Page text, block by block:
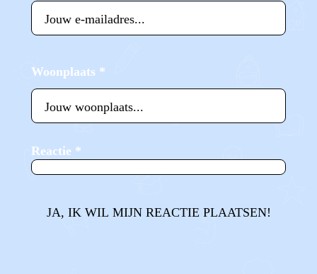
Woonplaats *
Reactie *
JA, IK WIL MIJN REACTIE PLAATSEN!